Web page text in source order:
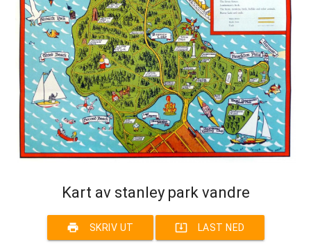
Kart av stanley park vandre
print SKRIV UT system_update_alt LAST NED